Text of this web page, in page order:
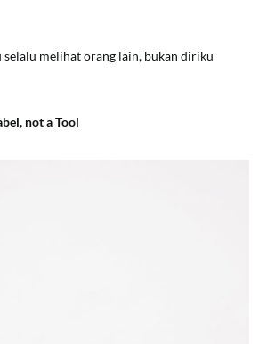
selalu melihat orang lain, bukan diriku
not a Tool